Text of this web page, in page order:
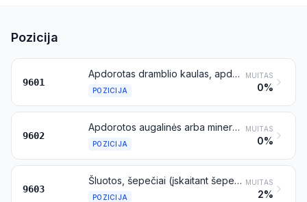
Pozicija
9601
Apdorotas dramblio kaulas, apdoroti kaulai, vėžlių šarvai, ragai, elnių ragai, koralai, perlamutras ir kitos gyvūninės raižybos medžiagos bei šių medžiagų dirbiniai (įskaitant dirbinius, pagamintus formavimo būdu)
POZICIJA
MUITAS
0%
9602
Apdorotos augalinės arba mineralinės raižybos medžiagos ir šių medžiagų dirbiniai; formuoti arba raižyti vaško, stearino, gamtinių lipų, gamtinių dervų dirbiniai arba dirbiniai iš modeliavimo pastų ir kiti formuoti arba raižyti dirbiniai, nenurodyti kitoje vietoje; apdorota nesukietinta želatina (išskyrus želatiną, priskiriamą 3503 pozicijai) ir dirbiniai iš nesukietintos želatinos
POZICIJA
MUITAS
0%
9603
Šluotos, šepečiai (įskaitant šepečius – sudėtines mašinų, prietaisų arba transporto priemonių dalis), rankiniai mechaniniai grindų šlavimo įtaisai, be variklio, šluotos grindims plauti ir plunksninės dulkių šluostės; mazgeliai ir kuokšteliai, paruošti naudoti šluotų arba šepečių gamyboje; dažymo pagalvėlės ir voleliai; valytuvai su gumos sluoksniu, skirti langų stiklams, šaligatviams ir pan. valyti (išskyrus valytuvus su guminiu velenėliu)
POZICIJA
MUITAS
2%